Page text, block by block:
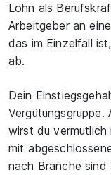
Lohn als
Arbeitgeber an
das im Einzelfall
ab.
Dein
wirst du vermutlich
mit
nach Branche